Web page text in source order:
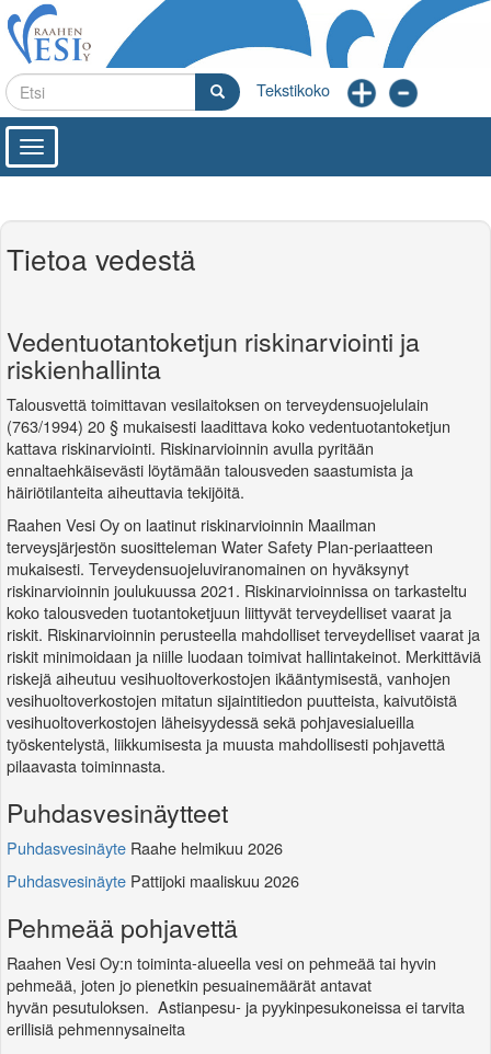
Hyppää
pääsisältöön
Etsi Etsi
Toggle
navigation
Tietoa vedestä
Vedentuotantoketjun riskinarviointi ja
riskienhallinta
Talousvettä toimittavan vesilaitoksen on terveydensuojelulain
(763/1994) 20 § mukaisesti laadittava koko vedentuotantoketjun
kattava riskinarviointi. Riskinarvioinnin avulla pyritään
ennaltaehkäisevästi löytämään talousveden saastumista ja
häiriötilanteita aiheuttavia tekijöitä.
Raahen Vesi Oy on laatinut riskinarvioinnin Maailman
terveysjärjestön suositteleman Water Safety Plan-periaatteen
mukaisesti. Terveydensuojeluviranomainen on hyväksynyt
riskinarvioinnin joulukuussa 2021. Riskinarvioinnissa on tarkasteltu
koko talousveden tuotantoketjuun liittyvät terveydelliset vaarat ja
riskit. Riskinarvioinnin perusteella mahdolliset terveydelliset vaarat ja
riskit minimoidaan ja niille luodaan toimivat hallintakeinot. Merkittäviä
riskejä aiheutuu vesihuoltoverkostojen ikääntymisestä, vanhojen
vesihuoltoverkostojen mitatun sijaintitiedon puutteista, kaivutöistä
vesihuoltoverkostojen läheisyydessä sekä pohjavesialueilla
työskentelystä, liikkumisesta ja muusta mahdollisesti pohjavettä
pilaavasta toiminnasta.
Puhdasvesinäytteet
Puhdasvesinäyte Raahe helmikuu 2026
Puhdasvesinäyte Pattijoki maaliskuu 2026
Pehmeää pohjavettä
Raahen Vesi Oy:n toiminta-alueella vesi on pehmeää tai hyvin
pehmeää, joten jo pienetkin pesuainemäärät antavat
hyvän pesutuloksen. Astianpesu- ja pyykinpesukoneissa ei tarvita
erillisiä pehmennysaineita